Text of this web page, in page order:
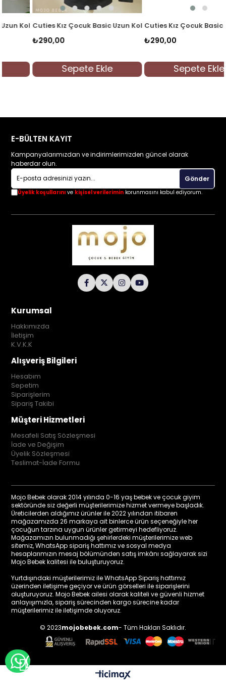
T-shirt 3090 Beyaz
Cuties Kız Çocuk Basic Uzun Kol T-shirt 3090 Siyah
₺290,00
Sepete Ekle
Cuties Kız Çocuk Basic Uzun
₺290,00
Sepete Ekle
E-BÜLTEN KAYIT
Kampanyalarımızdan ve indirimlerimizden güncel olarak
haberdar olun.
Gönder
Üyelik koşullarını ve kişisel verilerimin korunmasını kabul ediyorum.
Kurumsal
Hakkımızda
İletişim
K.V.K.K
Alışveriş Bilgileri
Hesabım
Sepetim
Siparişlerim
Sipariş Takibi
Müşteri Hizmetleri
Mesafeli Satış Sözleşmesi
İade ve Değişim
Üyelik Sözleşmesi
Teslimat-İade Formu
Mojo Bebek olarak 2014 yılında 0-16 yaş bebek ve çocuk giyim
sektöründe siz değerli müşterilerimize hizmet vermeye başladık.
Üreticilerden aldığımız ürünler ile 2022 yılından itibaren
mağazamızda 26 markaya ait binlerce ürün seçeneğiyle her
çocuğun tarzına uygun ürünler getirmeyi hedefliyoruz.
Mağazamızın bulunmadığı şehirlerdeki müşterilerimize web
sitemiz, WhatsApp sipariş hattımız ve sosyal medya
hesaplarımızın mesaj bölümünden satış imkânı sağlayarak sizi
Mojo Bebek kalitesi ile buluşturuyoruz.
Yurtdışındaki müşterilerimiz ile WhatsApp Sipariş hattımız
üzerinden iletişime geçiyor ve ürün görselleri ile siparişlerini
oluşturuyoruz. Mojo Bebek ailesi olarak kaliteli ve güvenli hizmet
anlayışımızla, sipariş sürecinden kargo sürecine kadar
müşterilerimiz ile iletişimde oluyoruz.
© 2023mojobebek.com- Tüm Hakları Saklıdır.